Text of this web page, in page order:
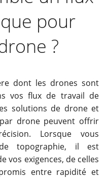
pour
?
dont les drones sont
vos flux de travail de
solutions de drone et
drone peuvent offrir
Lorsque vous
topographie, il est
vos exigences, de celles
entre rapidité et